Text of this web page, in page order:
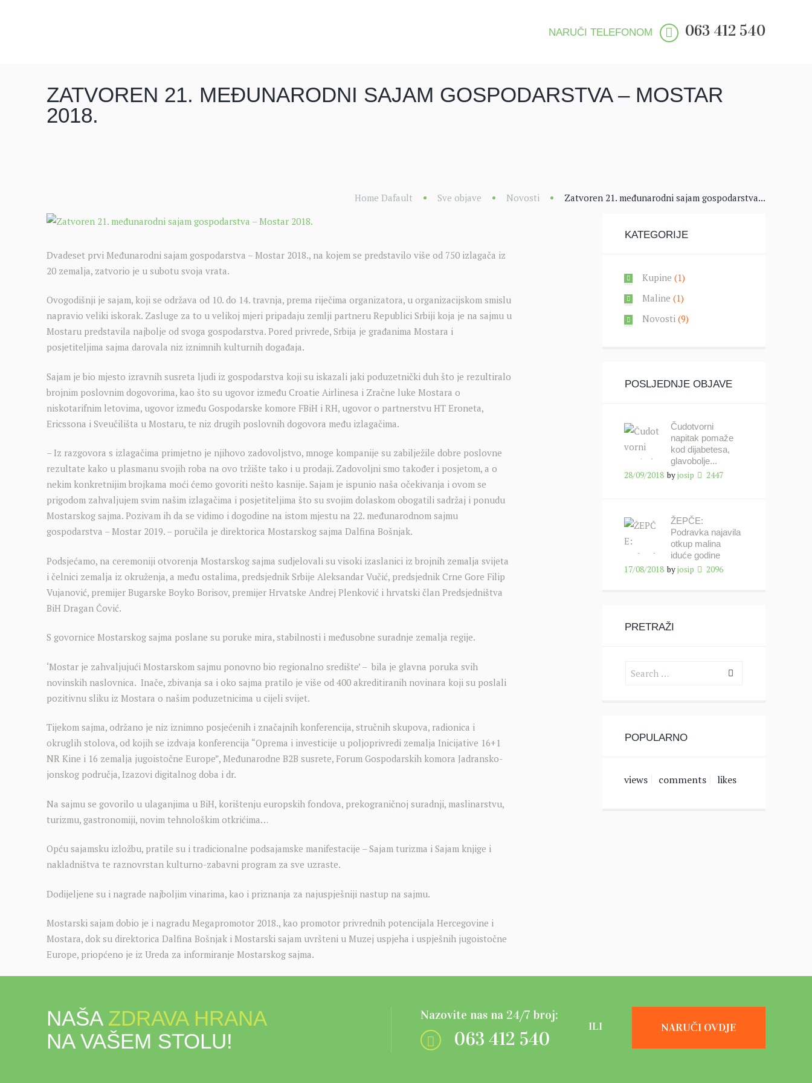
NARUČI TELEFONOM 063 412 540
ZATVOREN 21. MEĐUNARODNI SAJAM GOSPODARSTVA – MOSTAR
2018.
Home Dafault Sve objave Novosti Zatvoren 21. međunarodni sajam gospodarstva...
Dvadeset prvi Međunarodni sajam gospodarstva – Mostar 2018., na kojem se predstavilo više od 750 izlagača iz
20 zemalja, zatvorio je u subotu svoja vrata.
Ovogodišnji je sajam, koji se održava od 10. do 14. travnja, prema riječima organizatora, u organizacijskom smislu
napravio veliki iskorak. Zasluge za to u velikoj mjeri pripadaju zemlji partneru Republici Srbiji koja je na sajmu u
Mostaru predstavila najbolje od svoga gospodarstva. Pored privrede, Srbija je građanima Mostara i
posjetiteljima sajma darovala niz iznimnih kulturnih događaja.
Sajam je bio mjesto izravnih susreta ljudi iz gospodarstva koji su iskazali jaki poduzetnički duh što je rezultiralo
brojnim poslovnim dogovorima, kao što su ugovor između Croatie Airlinesa i Zračne luke Mostara o
niskotarifnim letovima, ugovor između Gospodarske komore FBiH i RH, ugovor o partnerstvu HT Eroneta,
Ericssona i Sveučilišta u Mostaru, te niz drugih poslovnih dogovora među izlagačima.
– Iz razgovora s izlagačima primjetno je njihovo zadovoljstvo, mnoge kompanije su zabilježile dobre poslovne
rezultate kako u plasmanu svojih roba na ovo tržište tako i u prodaji. Zadovoljni smo također i posjetom, a o
nekim konkretnijim brojkama moći ćemo govoriti nešto kasnije. Sajam je ispunio naša očekivanja i ovom se
prigodom zahvaljujem svim našim izlagačima i posjetiteljima što su svojim dolaskom obogatili sadržaj i ponudu
Mostarskog sajma. Pozivam ih da se vidimo i dogodine na istom mjestu na 22. međunarodnom sajmu
gospodarstva – Mostar 2019. – poručila je direktorica Mostarskog sajma Dalfina Bošnjak.
Podsjećamo, na ceremoniji otvorenja Mostarskog sajma sudjelovali su visoki izaslanici iz brojnih zemalja svijeta
i čelnici zemalja iz okruženja, a među ostalima, predsjednik Srbije Aleksandar Vučić, predsjednik Crne Gore Filip
Vujanović, premijer Bugarske Boyko Borisov, premijer Hrvatske Andrej Plenković i hrvatski član Predsjedništva
BiH Dragan Čović.
S govornice Mostarskog sajma poslane su poruke mira, stabilnosti i međusobne suradnje zemalja regije.
‘Mostar je zahvaljujući Mostarskom sajmu ponovno bio regionalno središte’ – bila je glavna poruka svih
novinskih naslovnica. Inače, zbivanja sa i oko sajma pratilo je više od 400 akreditiranih novinara koji su poslali
pozitivnu sliku iz Mostara o našim poduzetnicima u cijeli svijet.
Tijekom sajma, održano je niz iznimno posjećenih i značajnih konferencija, stručnih skupova, radionica i
okruglih stolova, od kojih se izdvaja konferencija “Oprema i investicije u poljoprivredi zemalja Inicijative 16+1
NR Kine i 16 zemalja jugoistočne Europe”, Međunarodne B2B susrete, Forum Gospodarskih komora Jadransko-
jonskog područja, Izazovi digitalnog doba i dr.
Na sajmu se govorilo u ulaganjima u BiH, korištenju europskih fondova, prekograničnoj suradnji, maslinarstvu,
turizmu, gastronomiji, novim tehnološkim otkrićima…
Opću sajamsku izložbu, pratile su i tradicionalne podsajamske manifestacije – Sajam turizma i Sajam knjige i
nakladništva te raznovrstan kulturno-zabavni program za sve uzraste.
Dodijeljene su i nagrade najboljim vinarima, kao i priznanja za najuspješniji nastup na sajmu.
Mostarski sajam dobio je i nagradu Megapromotor 2018., kao promotor privrednih potencijala Hercegovine i
Mostara, dok su direktorica Dalfina Bošnjak i Mostarski sajam uvršteni u Muzej uspjeha i uspješnih jugoistočne
Europe, priopćeno je iz Ureda za informiranje Mostarskog sajma.
KATEGORIJE
Kupine (1)
Maline (1)
Novosti (9)
POSLJEDNJE OBJAVE
Čudotvorni
napitak pomaže
kod dijabetesa,
glavobolje...
28/09/2018 byjosip 2447
ŽEPČE:
Podravka najavila
otkup malina
iduće godine
17/08/2018 byjosip 2096
PRETRAŽI
POPULARNO
views comments likes
Nazovite nas na 24/7 broj:
063 412 540
NARUČI OVDJE
NAŠA ZDRAVA HRANA
NA VAŠEM STOLU!